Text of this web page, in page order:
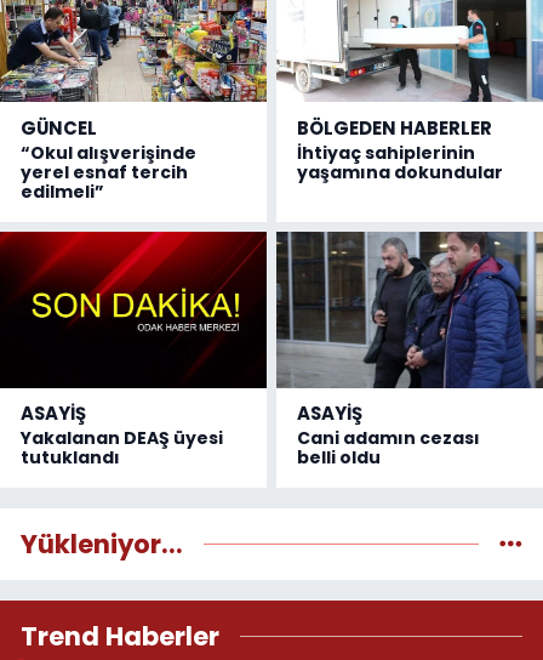
GÜNCEL
“Okul alışverişinde
yerel esnaf tercih
edilmeli”
BÖLGEDEN HABERLER
İhtiyaç sahiplerinin
yaşamına dokundular
ASAYİŞ
Yakalanan DEAŞ üyesi
tutuklandı
ASAYİŞ
Cani adamın cezası
belli oldu
Yükleniyor...
Trend Haberler